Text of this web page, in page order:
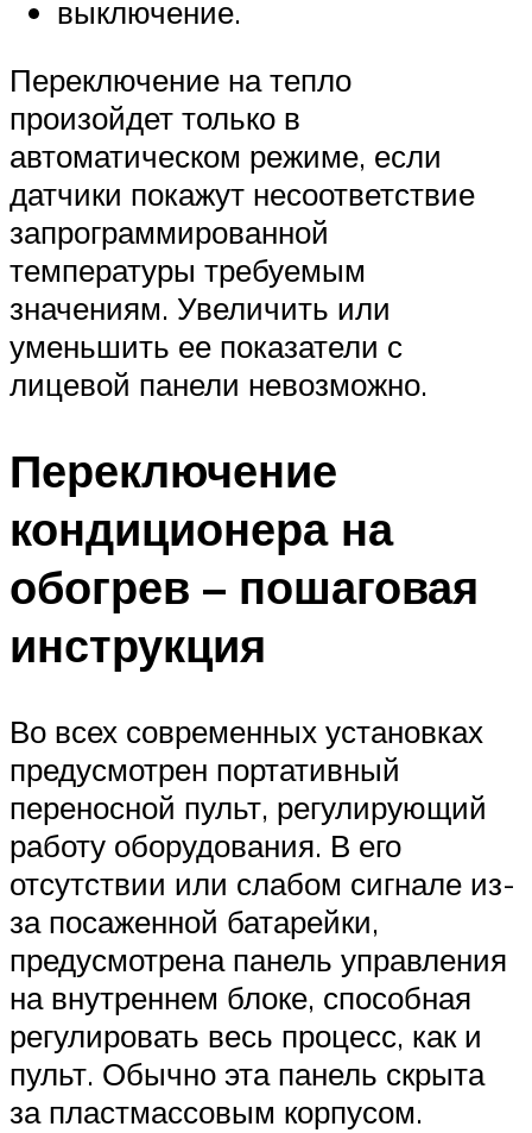
выключение.
Переключение на тепло
произойдет только в
автоматическом режиме, если
датчики покажут несоответствие
запрограммированной
температуры требуемым
значениям. Увеличить или
уменьшить ее показатели с
лицевой панели невозможно.
Переключение
кондиционера на
обогрев – пошаговая
инструкция
Во всех современных установках
предусмотрен портативный
переносной пульт, регулирующий
работу оборудования. В его
отсутствии или слабом сигнале из-
за посаженной батарейки,
предусмотрена панель управления
на внутреннем блоке, способная
регулировать весь процесс, как и
пульт. Обычно эта панель скрыта
за пластмассовым корпусом.